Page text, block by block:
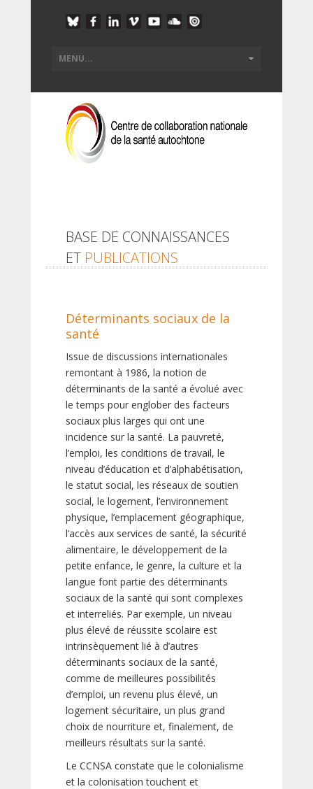
BASE DE CONNAISSANCES
ET PUBLICATIONS
Déterminants sociaux de la
santé
Issue de discussions internationales
remontant à 1986, la notion de
déterminants de la santé a évolué avec
le temps pour englober des facteurs
sociaux plus larges qui ont une
incidence sur la santé. La pauvreté,
l’emploi, les conditions de travail, le
niveau d’éducation et d’alphabétisation,
le statut social, les réseaux de soutien
social, le logement, l’environnement
physique, l’emplacement géographique,
l’accès aux services de santé, la sécurité
alimentaire, le développement de la
petite enfance, le genre, la culture et la
langue font partie des déterminants
sociaux de la santé qui sont complexes
et interreliés. Par exemple, un niveau
plus élevé de réussite scolaire est
intrinsèquement lié à d’autres
déterminants sociaux de la santé,
comme de meilleures possibilités
d’emploi, un revenu plus élevé, un
logement sécuritaire, un plus grand
choix de nourriture et, finalement, de
meilleurs résultats sur la santé.
Le CCNSA constate que le colonialisme
et la colonisation touchent et